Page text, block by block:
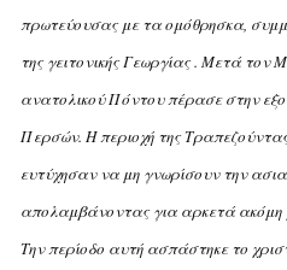
πρωτεύουσας με τα ομόθρησκα,
της γειτονικής Γεωργίας . Mετά τον
ανατολικού Πόντου πέρασε στην
Περσών. H περιοχή της
ευτύχησαν να μη γνωρίσουν την
απολαμβάνοντας για αρκετά ακόμη
Tην περίοδο αυτή ασπάστηκε το